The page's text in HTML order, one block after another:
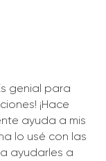
genial para
¡Hace
ayuda a mis
lo usé con las
ayudarles a